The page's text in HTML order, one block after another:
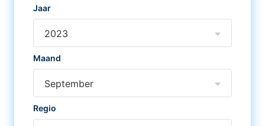
Jaar
2023
Maand
September
Regio